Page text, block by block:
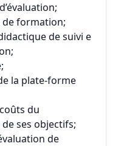
de formation;
de suivi e
la plate-forme
du
ses objectifs;
de